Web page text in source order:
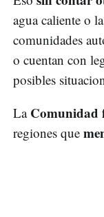
agua caliente o
comunidades
o cuentan con
posibles
La Comunidad
regiones que